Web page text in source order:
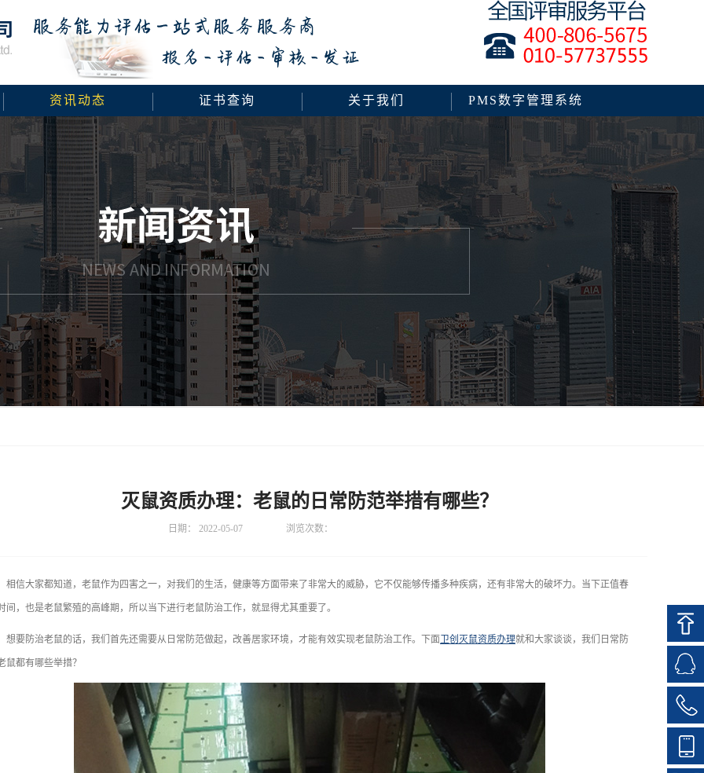
资讯动态 证书查询 关于我们 PMS数字管理系统
灭鼠资质办理：老鼠的日常防范举措有哪些？
日期： 2022-05-07 浏览次数：
信大家都知道，老鼠作为四害之一，对我们的生活，健康等方面带来了非常大的威胁，它不仅能够传播多种疾病，还有非常大的破坏力。当下正值春
间，也是老鼠繁殖的高峰期，所以当下进行老鼠防治工作，就显得尤其重要了。
要防治老鼠的话，我们首先还需要从日常防范做起，改善居家环境，才能有效实现老鼠防治工作。下面 卫创灭鼠资质办理就和大家谈谈，我们日常防
鼠都有哪些举措？